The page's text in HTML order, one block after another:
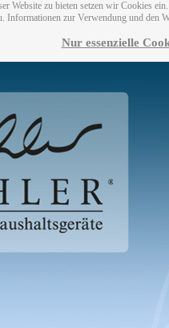
Website zu bieten setzen wir Cookies
Informationen zur Verwendung und den
Nur essenzielle